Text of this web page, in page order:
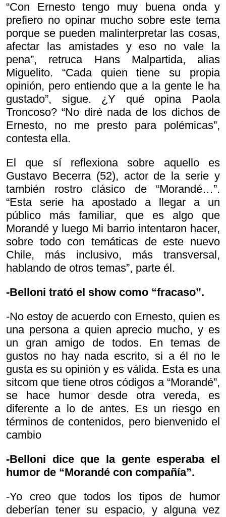
“Con Ernesto tengo muy buena onda y
prefiero no opinar mucho sobre este tema
porque se pueden malinterpretar las cosas,
afectar las amistades y eso no vale la
pena”, retruca Hans Malpartida, alias
Miguelito. “Cada quien tiene su propia
opinión, pero entiendo que a la gente le ha
gustado”, sigue. ¿Y qué opina Paola
Troncoso? “No diré nada de los dichos de
Ernesto, no me presto para polémicas”,
contesta ella.
El que sí reflexiona sobre aquello es
Gustavo Becerra (52), actor de la serie y
también rostro clásico de “Morandé…”.
“Esta serie ha apostado a llegar a un
público más familiar, que es algo que
Morandé y luego Mi barrio intentaron hacer,
sobre todo con temáticas de este nuevo
Chile, más inclusivo, más transversal,
hablando de otros temas”, parte él.
-Belloni trató el show como “fracaso”.
-No estoy de acuerdo con Ernesto, quien es
una persona a quien aprecio mucho, y es
un gran amigo de todos. En temas de
gustos no hay nada escrito, si a él no le
gusta es su opinión y es válida. Esta es una
sitcom que tiene otros códigos a “Morandé”,
se hace humor desde otra vereda, es
diferente a lo de antes. Es un riesgo en
términos de contenidos, pero bienvenido el
cambio
-Belloni dice que la gente esperaba el
humor de “Morandé con compañía”.
-Yo creo que todos los tipos de humor
deberían tener su espacio, y alguna vez